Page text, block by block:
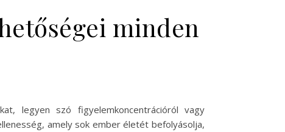
minden
legyen szó figyelemkoncentrációról vagy
amely sok ember életét befolyásolja,